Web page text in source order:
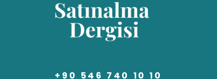
+90 546 740 10 10